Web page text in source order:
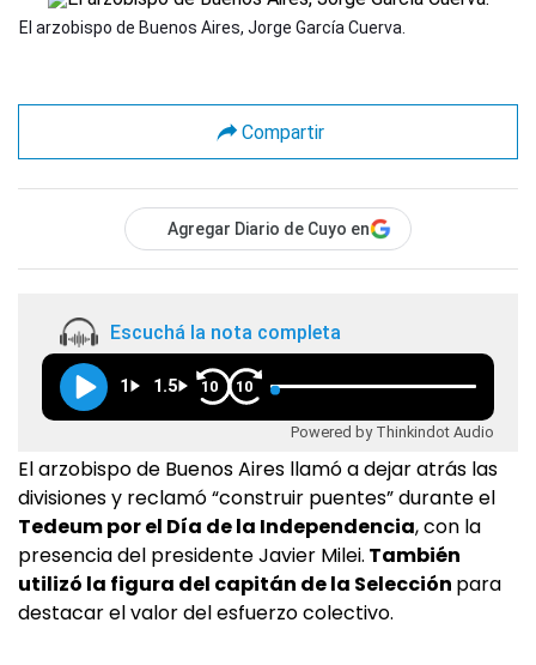
El arzobispo de Buenos Aires, Jorge García Cuerva.
Compartir
Agregar Diario de Cuyo en
Escuchá la nota completa
1 1.5 10 10
Powered by Thinkindot Audio
El arzobispo de Buenos Aires llamó a dejar atrás las
divisiones y reclamó “construir puentes” durante el
Tedeum por el Día de la Independencia, con la
presencia del presidente Javier Milei. También
utilizó la figura del capitán de la Selección para
destacar el valor del esfuerzo colectivo.